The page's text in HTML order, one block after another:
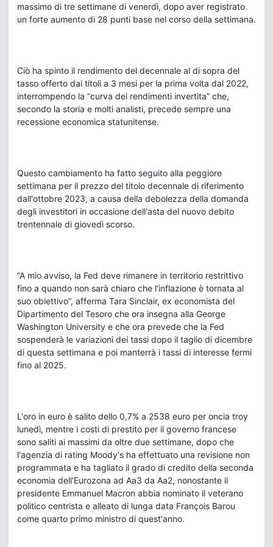
massimo di tre settimane di venerdì, dopo aver registrato
un forte aumento di 28 punti base nel corso della settimana.
Ciò ha spinto il rendimento del decennale al di sopra del
tasso offerto dai titoli a 3 mesi per la prima volta dal 2022,
interrompendo la “curva dei rendimenti invertita” che,
secondo la storia e molti analisti, precede sempre una
recessione economica statunitense.
Questo cambiamento ha fatto seguito alla peggiore
settimana per il prezzo del titolo decennale di riferimento
dall'ottobre 2023, a causa della debolezza della domanda
degli investitori in occasione dell'asta del nuovo debito
trentennale di giovedì scorso.
“A mio avviso, la Fed deve rimanere in territorio restrittivo
fino a quando non sarà chiaro che l'inflazione è tornata al
suo obiettivo”, afferma Tara Sinclair, ex economista del
Dipartimento del Tesoro che ora insegna alla George
Washington University e che ora prevede che la Fed
sospenderà le variazioni dei tassi dopo il taglio di dicembre
di questa settimana e poi manterrà i tassi di interesse fermi
fino al 2025.
L'oro in euro è salito dello 0,7% a 2538 euro per oncia troy
lunedì, mentre i costi di prestito per il governo francese
sono saliti ai massimi da oltre due settimane, dopo che
l'agenzia di rating Moody's ha effettuato una revisione non
programmata e ha tagliato il grado di credito della seconda
economia dell'Eurozona ad Aa3 da Aa2, nonostante il
presidente Emmanuel Macron abbia nominato il veterano
politico centrista e alleato di lunga data François Barou
come quarto primo ministro di quest'anno.